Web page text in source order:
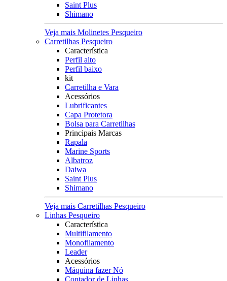
Saint Plus
Shimano
Veja mais Molinetes Pesqueiro
Carretilhas Pesqueiro
Característica
Perfil alto
Perfil baixo
kit
Carretilha e Vara
Acessórios
Lubrificantes
Capa Protetora
Bolsa para Carretilhas
Principais Marcas
Rapala
Marine Sports
Albatroz
Daiwa
Saint Plus
Shimano
Veja mais Carretilhas Pesqueiro
Linhas Pesqueiro
Característica
Multifilamento
Monofilamento
Leader
Acessórios
Máquina fazer Nó
Contador de Linhas